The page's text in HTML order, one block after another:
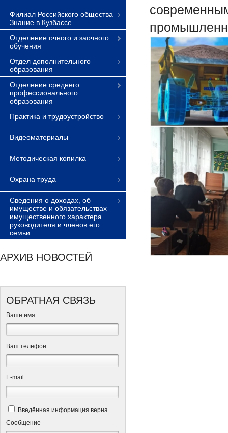
Филиал Российского общества
Знание в Кузбассе
Отделение очного и заочного
обучения
Отдел дополнительного
образования
Отделение среднего
профессионального
образования
Практика и трудоустройство
Видеоматериалы
Методическая копилка
Охрана труда
Сведения о доходах, об
имуществе и обязательствах
имущественного характера
руководителя и членов его
семьи
АРХИВ НОВОСТЕЙ
ОБРАТНАЯ СВЯЗЬ
Ваше имя
Ваш телефон
Е-mail
Введённая информация верна
Сообщение